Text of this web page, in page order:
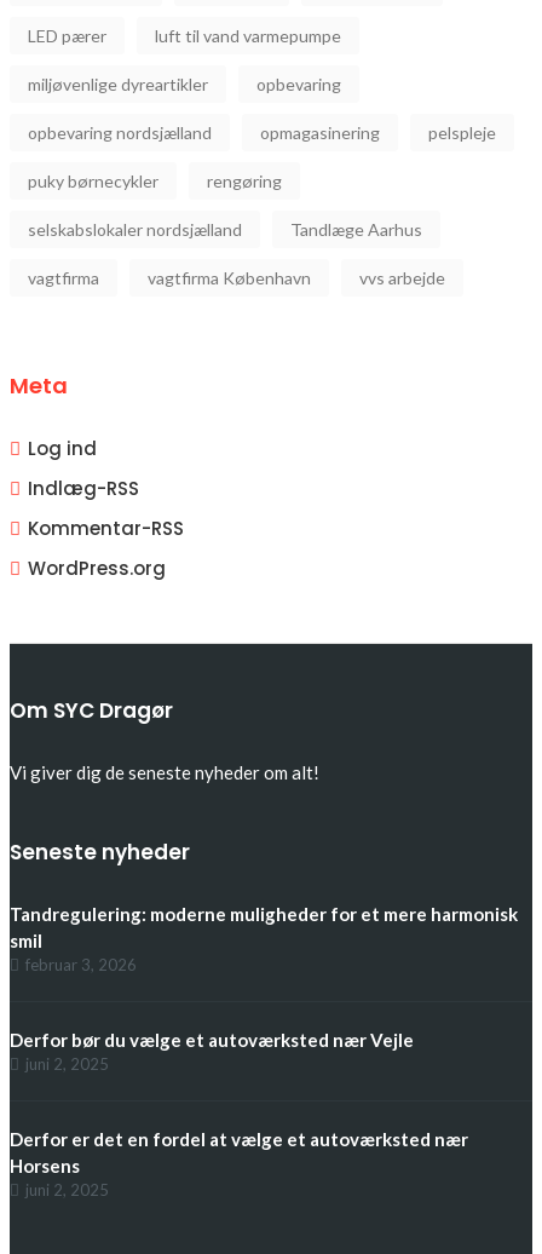
LED pærer luft til vand varmepumpe
miljøvenlige dyreartikler opbevaring
opbevaring nordsjælland opmagasinering pelspleje
puky børnecykler rengøring
selskabslokaler nordsjælland Tandlæge Aarhus
vagtfirma vagtfirma København vvs arbejde
Meta
Log ind
Indlæg-RSS
Kommentar-RSS
WordPress.org
Om SYC Dragør
Vi giver dig de seneste nyheder om alt!
Seneste nyheder
Tandregulering: moderne muligheder for et mere harmonisk
smil
februar 3, 2026
Derfor bør du vælge et autoværksted nær Vejle
juni 2, 2025
Derfor er det en fordel at vælge et autoværksted nær
Horsens
juni 2, 2025